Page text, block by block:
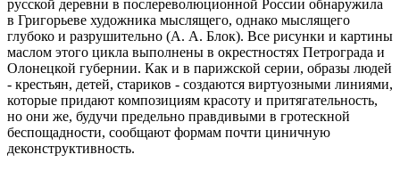
русской деревни в послереволюционной России обнаружила
в Григорьеве художника мыслящего, однако мыслящего
глубоко и разрушительно (А. А. Блок). Все рисунки и картины
маслом этого цикла выполнены в окрестностях Петрограда и
Олонецкой губернии. Как и в парижской серии, образы людей
- крестьян, детей, стариков - создаются виртуозными линиями,
которые придают композициям красоту и притягательность,
но они же, будучи предельно правдивыми в гротескной
беспощадности, сообщают формам почти циничную
деконструктивность.